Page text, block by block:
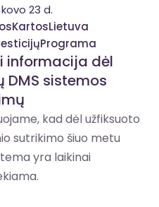
23 d.
informacija dėl
DMS sistemos
kad dėl užfiksuoto
sutrikimo šiuo metu
yra laikinai